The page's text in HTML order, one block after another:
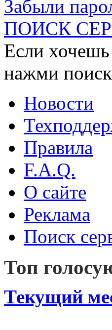
Забыли
ПОИСК
Если хочешь
нажми
Новости
Правила
F.A.Q.
О сайте
Реклама
Поиск
Топ
Текущий